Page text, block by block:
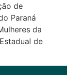
de
Paraná
da
de